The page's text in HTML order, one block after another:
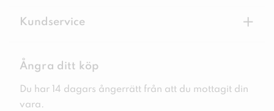
Kundservice +
Ångra ditt köp
Du har 14 dagars ångerrätt från att du mottagit din
vara.